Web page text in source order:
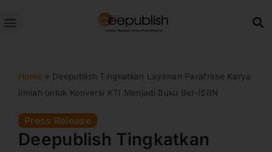
ke
Home » Deepublish Tingkatkan Layanan Parafrase Karya
Ilmiah untuk Konversi KTI Menjadi Buku Ber-ISBN
Press Release
Deepublish Tingkatkan